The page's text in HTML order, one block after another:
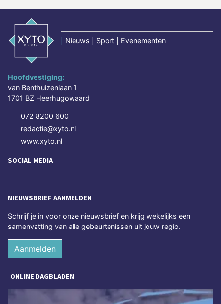
Nieuws | Sport | Evenementen
Hoofdvestiging:
van Benthuizenlaan 1
1701 BZ Heerhugowaard
072 8200 600
redactie@xyto.nl
www.xyto.nl
SOCIAL MEDIA
NIEUWSBRIEF AANMELDEN
Schrijf je in voor onze nieuwsbrief en krijg wekelijks een
samenvatting van alle gebeurtenissen uit jouw regio.
Aanmelden
ONLINE DAGBLADEN